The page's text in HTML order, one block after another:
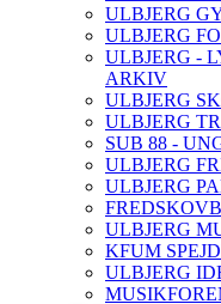
ULBJERG
ULBJERG
ULBJERG -
ARKIV
ULBJERG
ULBJERG
SUB 88 -
ULBJERG
ULBJERG
ULBJERG
KFUM
ULBJERG